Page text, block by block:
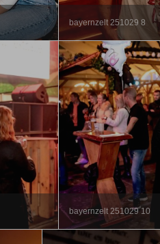
bayernzelt 251029 8
bayernzelt 251029 10